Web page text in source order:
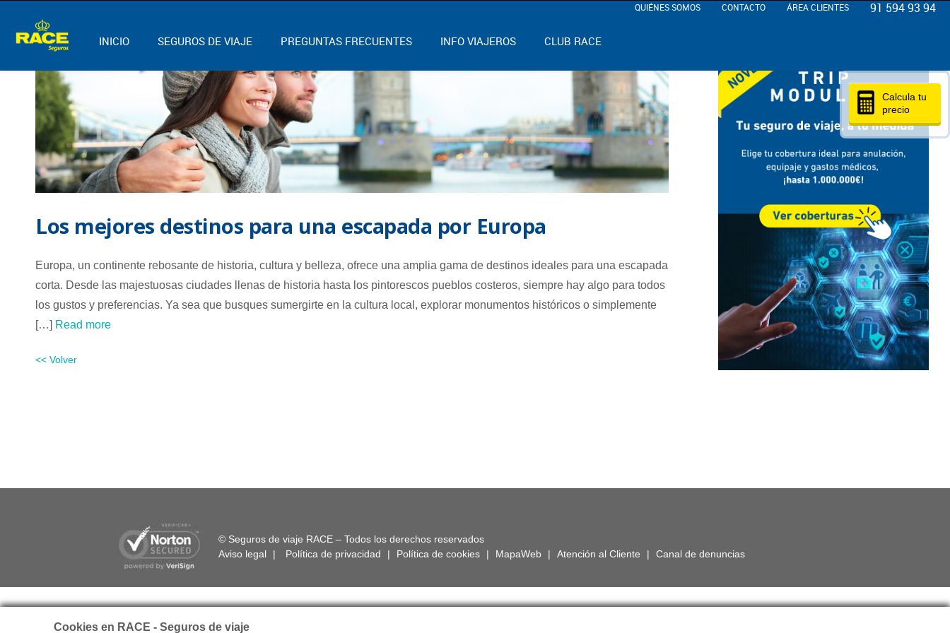
Cookies en RACE - Seguros de viaje
QUIÉNES SOMOS CONTACTO ÁREA CLIENTES 91 594 93 94
INICIO SEGUROS DE VIAJE PREGUNTAS FRECUENTES INFO VIAJEROS CLUB RACE
Calcula tu
precio
Los mejores destinos para una escapada por Europa
Europa, un continente rebosante de historia, cultura y belleza, ofrece una amplia gama de destinos ideales para una escapada
corta. Desde las majestuosas ciudades llenas de historia hasta los pintorescos pueblos costeros, siempre hay algo para todos
los gustos y preferencias. Ya sea que busques sumergirte en la cultura local, explorar monumentos históricos o simplemente
[…] Read more
<< Volver
© Seguros de viaje RACE – Todos los derechos reservados
Aviso legal
| Política de privacidad | Política de cookies | MapaWeb | Atención al Cliente | Canal de denuncias